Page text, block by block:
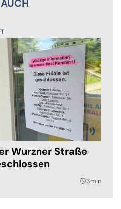
Wurzner Straße
query_builder3min